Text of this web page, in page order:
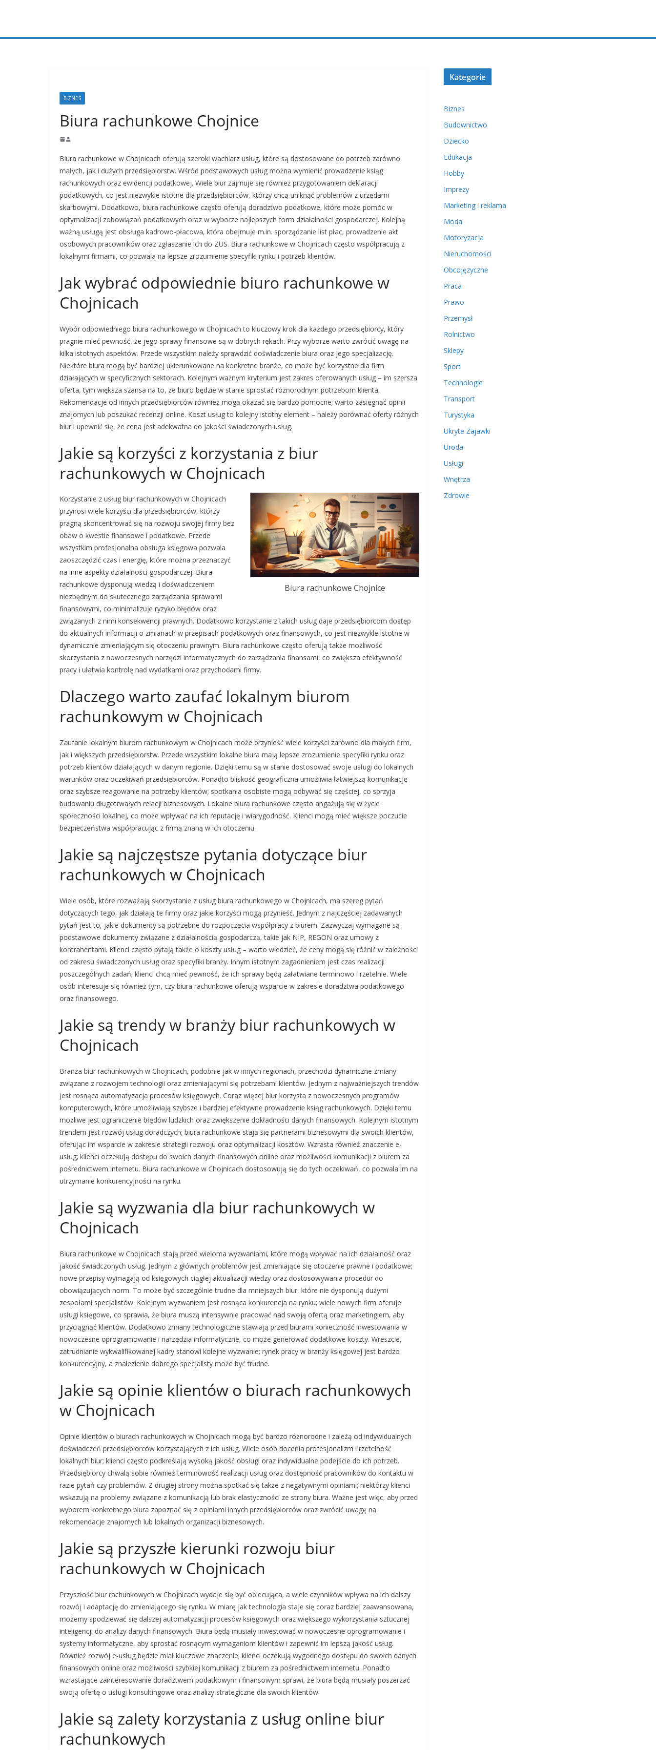
BIZNES
Biura rachunkowe Chojnice
Biura rachunkowe w Chojnicach oferują szeroki wachlarz usług, które są dostosowane do potrzeb zarówno
małych, jak i dużych przedsiębiorstw. Wśród podstawowych usług można wymienić prowadzenie ksiąg
rachunkowych oraz ewidencji podatkowej. Wiele biur zajmuje się również przygotowaniem deklaracji
podatkowych, co jest niezwykle istotne dla przedsiębiorców, którzy chcą uniknąć problemów z urzędami
skarbowymi. Dodatkowo, biura rachunkowe często oferują doradztwo podatkowe, które może pomóc w
optymalizacji zobowiązań podatkowych oraz w wyborze najlepszych form działalności gospodarczej. Kolejną
ważną usługą jest obsługa kadrowo-płacowa, która obejmuje m.in. sporządzanie list płac, prowadzenie akt
osobowych pracowników oraz zgłaszanie ich do ZUS. Biura rachunkowe w Chojnicach często współpracują z
lokalnymi firmami, co pozwala na lepsze zrozumienie specyfiki rynku i potrzeb klientów.
Jak wybrać odpowiednie biuro rachunkowe w
Chojnicach
Wybór odpowiedniego biura rachunkowego w Chojnicach to kluczowy krok dla każdego przedsiębiorcy, który
pragnie mieć pewność, że jego sprawy finansowe są w dobrych rękach. Przy wyborze warto zwrócić uwagę na
kilka istotnych aspektów. Przede wszystkim należy sprawdzić doświadczenie biura oraz jego specjalizację.
Niektóre biura mogą być bardziej ukierunkowane na konkretne branże, co może być korzystne dla firm
działających w specyficznych sektorach. Kolejnym ważnym kryterium jest zakres oferowanych usług – im szersza
oferta, tym większa szansa na to, że biuro będzie w stanie sprostać różnorodnym potrzebom klienta.
Rekomendacje od innych przedsiębiorców również mogą okazać się bardzo pomocne; warto zasięgnąć opinii
znajomych lub poszukać recenzji online. Koszt usług to kolejny istotny element – należy porównać oferty różnych
biur i upewnić się, że cena jest adekwatna do jakości świadczonych usług.
Jakie są korzyści z korzystania z biur
rachunkowych w Chojnicach
Biura rachunkowe Chojnice
Korzystanie z usług biur rachunkowych w Chojnicach
przynosi wiele korzyści dla przedsiębiorców, którzy
pragną skoncentrować się na rozwoju swojej firmy bez
obaw o kwestie finansowe i podatkowe. Przede
wszystkim profesjonalna obsługa księgowa pozwala
zaoszczędzić czas i energię, które można przeznaczyć
na inne aspekty działalności gospodarczej. Biura
rachunkowe dysponują wiedzą i doświadczeniem
niezbędnym do skutecznego zarządzania sprawami
finansowymi, co minimalizuje ryzyko błędów oraz
związanych z nimi konsekwencji prawnych. Dodatkowo korzystanie z takich usług daje przedsiębiorcom dostęp
do aktualnych informacji o zmianach w przepisach podatkowych oraz finansowych, co jest niezwykle istotne w
dynamicznie zmieniającym się otoczeniu prawnym. Biura rachunkowe często oferują także możliwość
skorzystania z nowoczesnych narzędzi informatycznych do zarządzania finansami, co zwiększa efektywność
pracy i ułatwia kontrolę nad wydatkami oraz przychodami firmy.
Dlaczego warto zaufać lokalnym biurom
rachunkowym w Chojnicach
Zaufanie lokalnym biurom rachunkowym w Chojnicach może przynieść wiele korzyści zarówno dla małych firm,
jak i większych przedsiębiorstw. Przede wszystkim lokalne biura mają lepsze zrozumienie specyfiki rynku oraz
potrzeb klientów działających w danym regionie. Dzięki temu są w stanie dostosować swoje usługi do lokalnych
warunków oraz oczekiwań przedsiębiorców. Ponadto bliskość geograficzna umożliwia łatwiejszą komunikację
oraz szybsze reagowanie na potrzeby klientów; spotkania osobiste mogą odbywać się częściej, co sprzyja
budowaniu długotrwałych relacji biznesowych. Lokalne biura rachunkowe często angażują się w życie
społeczności lokalnej, co może wpływać na ich reputację i wiarygodność. Klienci mogą mieć większe poczucie
bezpieczeństwa współpracując z firmą znaną w ich otoczeniu.
Jakie są najczęstsze pytania dotyczące biur
rachunkowych w Chojnicach
Wiele osób, które rozważają skorzystanie z usług biura rachunkowego w Chojnicach, ma szereg pytań
dotyczących tego, jak działają te firmy oraz jakie korzyści mogą przynieść. Jednym z najczęściej zadawanych
pytań jest to, jakie dokumenty są potrzebne do rozpoczęcia współpracy z biurem. Zazwyczaj wymagane są
podstawowe dokumenty związane z działalnością gospodarczą, takie jak NIP, REGON oraz umowy z
kontrahentami. Klienci często pytają także o koszty usług – warto wiedzieć, że ceny mogą się różnić w zależności
od zakresu świadczonych usług oraz specyfiki branży. Innym istotnym zagadnieniem jest czas realizacji
poszczególnych zadań; klienci chcą mieć pewność, że ich sprawy będą załatwiane terminowo i rzetelnie. Wiele
osób interesuje się również tym, czy biura rachunkowe oferują wsparcie w zakresie doradztwa podatkowego
oraz finansowego.
Jakie są trendy w branży biur rachunkowych w
Chojnicach
Branża biur rachunkowych w Chojnicach, podobnie jak w innych regionach, przechodzi dynamiczne zmiany
związane z rozwojem technologii oraz zmieniającymi się potrzebami klientów. Jednym z najważniejszych trendów
jest rosnąca automatyzacja procesów księgowych. Coraz więcej biur korzysta z nowoczesnych programów
komputerowych, które umożliwiają szybsze i bardziej efektywne prowadzenie ksiąg rachunkowych. Dzięki temu
możliwe jest ograniczenie błędów ludzkich oraz zwiększenie dokładności danych finansowych. Kolejnym istotnym
trendem jest rozwój usług doradczych; biura rachunkowe stają się partnerami biznesowymi dla swoich klientów,
oferując im wsparcie w zakresie strategii rozwoju oraz optymalizacji kosztów. Wzrasta również znaczenie e-
usług; klienci oczekują dostępu do swoich danych finansowych online oraz możliwości komunikacji z biurem za
pośrednictwem internetu. Biura rachunkowe w Chojnicach dostosowują się do tych oczekiwań, co pozwala im na
utrzymanie konkurencyjności na rynku.
Jakie są wyzwania dla biur rachunkowych w
Chojnicach
Biura rachunkowe w Chojnicach stają przed wieloma wyzwaniami, które mogą wpływać na ich działalność oraz
jakość świadczonych usług. Jednym z głównych problemów jest zmieniające się otoczenie prawne i podatkowe;
nowe przepisy wymagają od księgowych ciągłej aktualizacji wiedzy oraz dostosowywania procedur do
obowiązujących norm. To może być szczególnie trudne dla mniejszych biur, które nie dysponują dużymi
zespołami specjalistów. Kolejnym wyzwaniem jest rosnąca konkurencja na rynku; wiele nowych firm oferuje
usługi księgowe, co sprawia, że biura muszą intensywnie pracować nad swoją ofertą oraz marketingiem, aby
przyciągnąć klientów. Dodatkowo zmiany technologiczne stawiają przed biurami konieczność inwestowania w
nowoczesne oprogramowanie i narzędzia informatyczne, co może generować dodatkowe koszty. Wreszcie,
zatrudnianie wykwalifikowanej kadry stanowi kolejne wyzwanie; rynek pracy w branży księgowej jest bardzo
konkurencyjny, a znalezienie dobrego specjalisty może być trudne.
Jakie są opinie klientów o biurach rachunkowych
w Chojnicach
Opinie klientów o biurach rachunkowych w Chojnicach mogą być bardzo różnorodne i zależą od indywidualnych
doświadczeń przedsiębiorców korzystających z ich usług. Wiele osób docenia profesjonalizm i rzetelność
lokalnych biur; klienci często podkreślają wysoką jakość obsługi oraz indywidualne podejście do ich potrzeb.
Przedsiębiorcy chwalą sobie również terminowość realizacji usług oraz dostępność pracowników do kontaktu w
razie pytań czy problemów. Z drugiej strony można spotkać się także z negatywnymi opiniami; niektórzy klienci
wskazują na problemy związane z komunikacją lub brak elastyczności ze strony biura. Ważne jest więc, aby przed
wyborem konkretnego biura zapoznać się z opiniami innych przedsiębiorców oraz zwrócić uwagę na
rekomendacje znajomych lub lokalnych organizacji biznesowych.
Jakie są przyszłe kierunki rozwoju biur
rachunkowych w Chojnicach
Przyszłość biur rachunkowych w Chojnicach wydaje się być obiecująca, a wiele czynników wpływa na ich dalszy
rozwój i adaptację do zmieniającego się rynku. W miarę jak technologia staje się coraz bardziej zaawansowana,
możemy spodziewać się dalszej automatyzacji procesów księgowych oraz większego wykorzystania sztucznej
inteligencji do analizy danych finansowych. Biura będą musiały inwestować w nowoczesne oprogramowanie i
systemy informatyczne, aby sprostać rosnącym wymaganiom klientów i zapewnić im lepszą jakość usług.
Również rozwój e-usług będzie miał kluczowe znaczenie; klienci oczekują wygodnego dostępu do swoich danych
finansowych online oraz możliwości szybkiej komunikacji z biurem za pośrednictwem internetu. Ponadto
wzrastające zainteresowanie doradztwem podatkowym i finansowym sprawi, że biura będą musiały poszerzać
swoją ofertę o usługi konsultingowe oraz analizy strategiczne dla swoich klientów.
Jakie są zalety korzystania z usług online biur
rachunkowych
Kategorie
Biznes
Budownictwo
Dziecko
Edukacja
Hobby
Imprezy
Marketing i reklama
Moda
Motoryzacja
Nieruchomości
Obcojęzyczne
Praca
Prawo
Przemysł
Rolnictwo
Sklepy
Sport
Technologie
Transport
Turystyka
Ukryte Zajawki
Uroda
Usługi
Wnętrza
Zdrowie